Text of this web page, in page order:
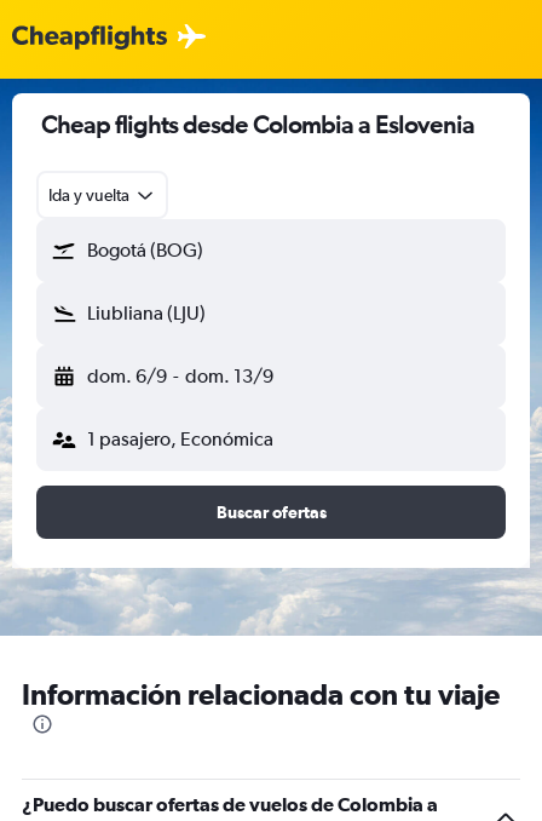
Cheap flights desde Colombia a Eslovenia
Ida y vuelta
Bogotá (BOG)
Liubliana (LJU)
dom. 6/9 - dom. 13/9
1 pasajero, Económica
Buscar ofertas
Información relacionada con tu viaje
¿Puedo buscar ofertas de vuelos de Colombia a